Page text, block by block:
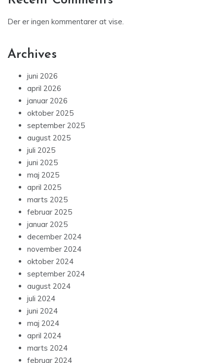
Der er ingen kommentarer at vise.
Archives
juni 2026
april 2026
januar 2026
oktober 2025
september 2025
august 2025
juli 2025
juni 2025
maj 2025
april 2025
marts 2025
februar 2025
januar 2025
december 2024
november 2024
oktober 2024
september 2024
august 2024
juli 2024
juni 2024
maj 2024
april 2024
marts 2024
februar 2024